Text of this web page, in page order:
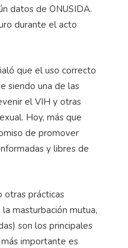
datos de ONUSIDA.
durante el acto
que el uso correcto
siendo una de las
el VIH y otras
Hoy, más que
de promover
y libres de
otras prácticas
masturbación mutua,
son los principales
importante es